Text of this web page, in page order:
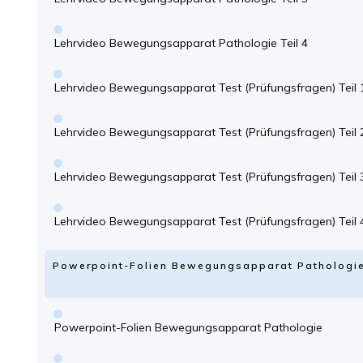
Lehrvideo Bewegungsapparat Pathologie Teil 4
Lehrvideo Bewegungsapparat Test (Prüfungsfragen) Teil
Lehrvideo Bewegungsapparat Test (Prüfungsfragen) Teil
Lehrvideo Bewegungsapparat Test (Prüfungsfragen) Teil
Lehrvideo Bewegungsapparat Test (Prüfungsfragen) Teil
Powerpoint-Folien Bewegungsapparat Pathologie
Powerpoint-Folien Bewegungsapparat Pathologie